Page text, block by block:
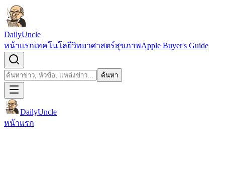
ข้ามไปยังเนื้อหา
DailyUncle
หน้าแรกเทคโนโลยีวิทยาศาสตร์สุขภาพApple Buyer's Guide
ค้นหา ค้นหา
DailyUncle
หน้าแรก